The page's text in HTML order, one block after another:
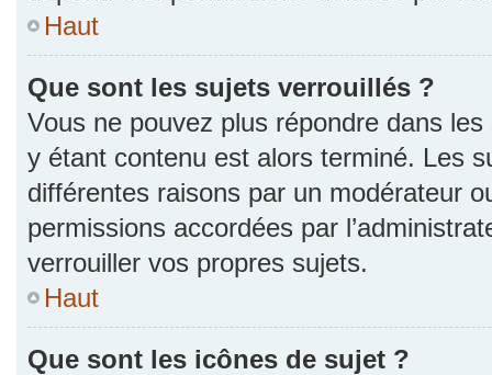
Haut
Que sont les sujets verrouillés ?
Vous ne pouvez plus répondre dans
y étant contenu est alors terminé. Les
différentes raisons par un modérateur
permissions accordées par
verrouiller vos propres sujets.
Haut
Que sont les icônes de sujet ?